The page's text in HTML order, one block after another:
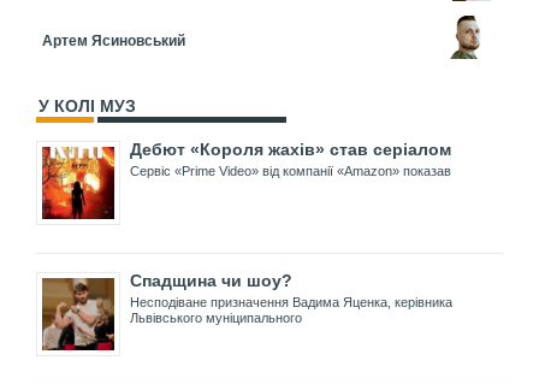
Артем Ясиновський
У КОЛІ МУЗ
Дебют «Короля жахів» став серіалом
Сервіс «Prime Video» від компанії «Amazon» показав
Спадщина чи шоу?
Несподіване призначення Вадима Яценка, керівника
Львівського муніципального